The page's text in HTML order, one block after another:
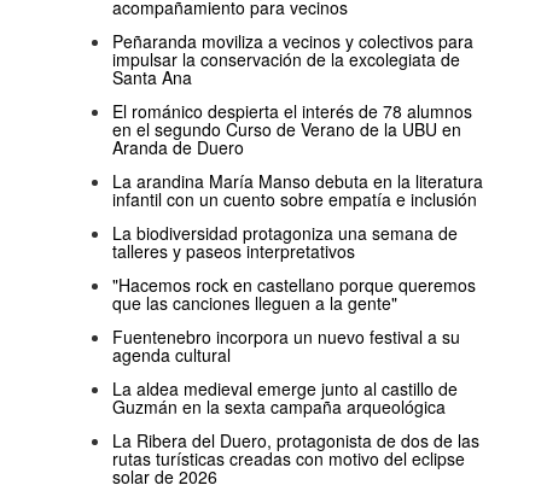
acompañamiento para vecinos
Peñaranda moviliza a vecinos y colectivos para
impulsar la conservación de la excolegiata de
Santa Ana
El románico despierta el interés de 78 alumnos
en el segundo Curso de Verano de la UBU en
Aranda de Duero
La arandina María Manso debuta en la literatura
infantil con un cuento sobre empatía e inclusión
La biodiversidad protagoniza una semana de
talleres y paseos interpretativos
"Hacemos rock en castellano porque queremos
que las canciones lleguen a la gente"
Fuentenebro incorpora un nuevo festival a su
agenda cultural
La aldea medieval emerge junto al castillo de
Guzmán en la sexta campaña arqueológica
La Ribera del Duero, protagonista de dos de las
rutas turísticas creadas con motivo del eclipse
solar de 2026